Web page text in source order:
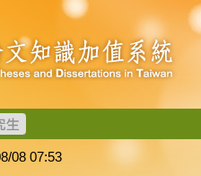
08 07:53